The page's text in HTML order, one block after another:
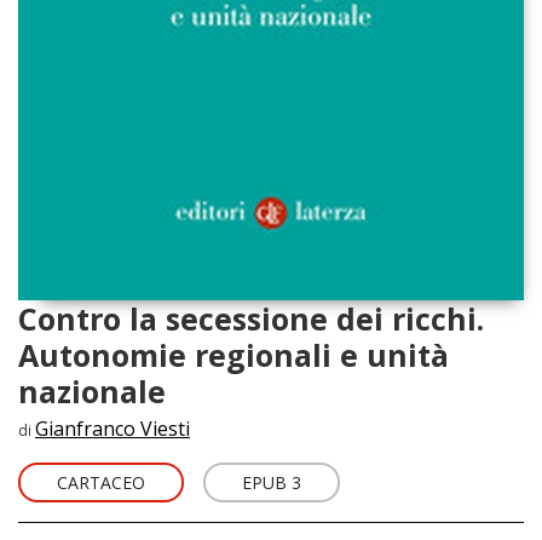
Contro la secessione dei ricchi.
Autonomie regionali e unità
nazionale
di Gianfranco Viesti
CARTACEO EPUB 3